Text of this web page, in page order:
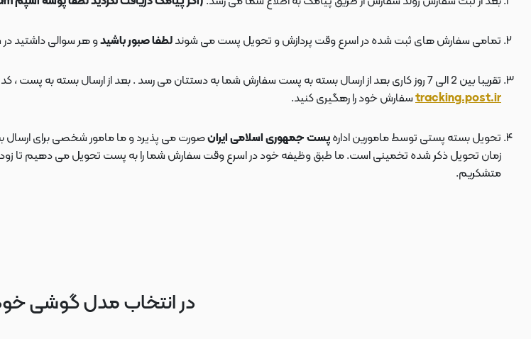
تمامی سفارش های ثبت شده در اسرع وقت پردازش و تحویل پست می شوندلطفا صبور باشیدو هر سوالی داشتید
تقریبا بین 2 الی 7 روز کاری بعد از ارسال بسته به پست سفارش شما به دستتان می رسد . بعد از ارسال بسته به پست ، کد مرسوله هم برای شما پیامک می شود که توسط آن می توانید در سایت پست به نشانی
tracking.post.irسفارش خود را رهگیری کنید.
تحویل بسته پستی توسط مامورین ادارهپست جمهوری اسلامی ایرانصورت می پذیرد و ما مامور شخصی برای ارسال
زمان تحویل ذکر شده تخمینی است. ما طبق وظیفه خود در اسرع وقت سفارش شما را به پست تحویل می دهیم تا زودتر
متشکریم.
در انتخاب مدل گوشی